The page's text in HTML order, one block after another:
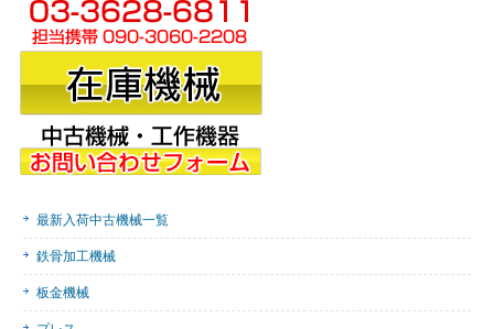
最新入荷中古機械一覧
鉄骨加工機械
板金機械